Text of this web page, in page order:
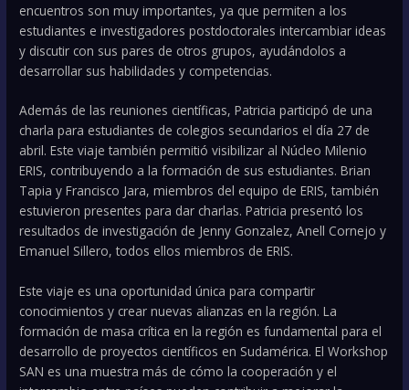
encuentros son muy importantes, ya que permiten a los
estudiantes e investigadores postdoctorales intercambiar ideas
y discutir con sus pares de otros grupos, ayudándolos a
desarrollar sus habilidades y competencias.
Además de las reuniones científicas, Patricia participó de una
charla para estudiantes de colegios secundarios el día 27 de
abril. Este viaje también permitió visibilizar al Núcleo Milenio
ERIS, contribuyendo a la formación de sus estudiantes. Brian
Tapia y Francisco Jara, miembros del equipo de ERIS, también
estuvieron presentes para dar charlas. Patricia presentó los
resultados de investigación de Jenny Gonzalez, Anell Cornejo y
Emanuel Sillero, todos ellos miembros de ERIS.
Este viaje es una oportunidad única para compartir
conocimientos y crear nuevas alianzas en la región. La
formación de masa crítica en la región es fundamental para el
desarrollo de proyectos científicos en Sudamérica. El Workshop
SAN es una muestra más de cómo la cooperación y el